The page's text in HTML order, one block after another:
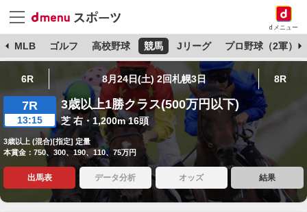
dメニュー
MLB ゴルフ 高校野球 競馬 Jリーグ プロ野球（2軍）
6R 8月24日(土) 2回札幌3日 8R
7R
13:15
3歳以上1勝クラス(500万円以下)
芝 右・1,200m 16頭
3歳以上 (混合)[指定] 定量
本賞金：750、300、190、110、75万円
出馬表 データ分析 オッズ 結果